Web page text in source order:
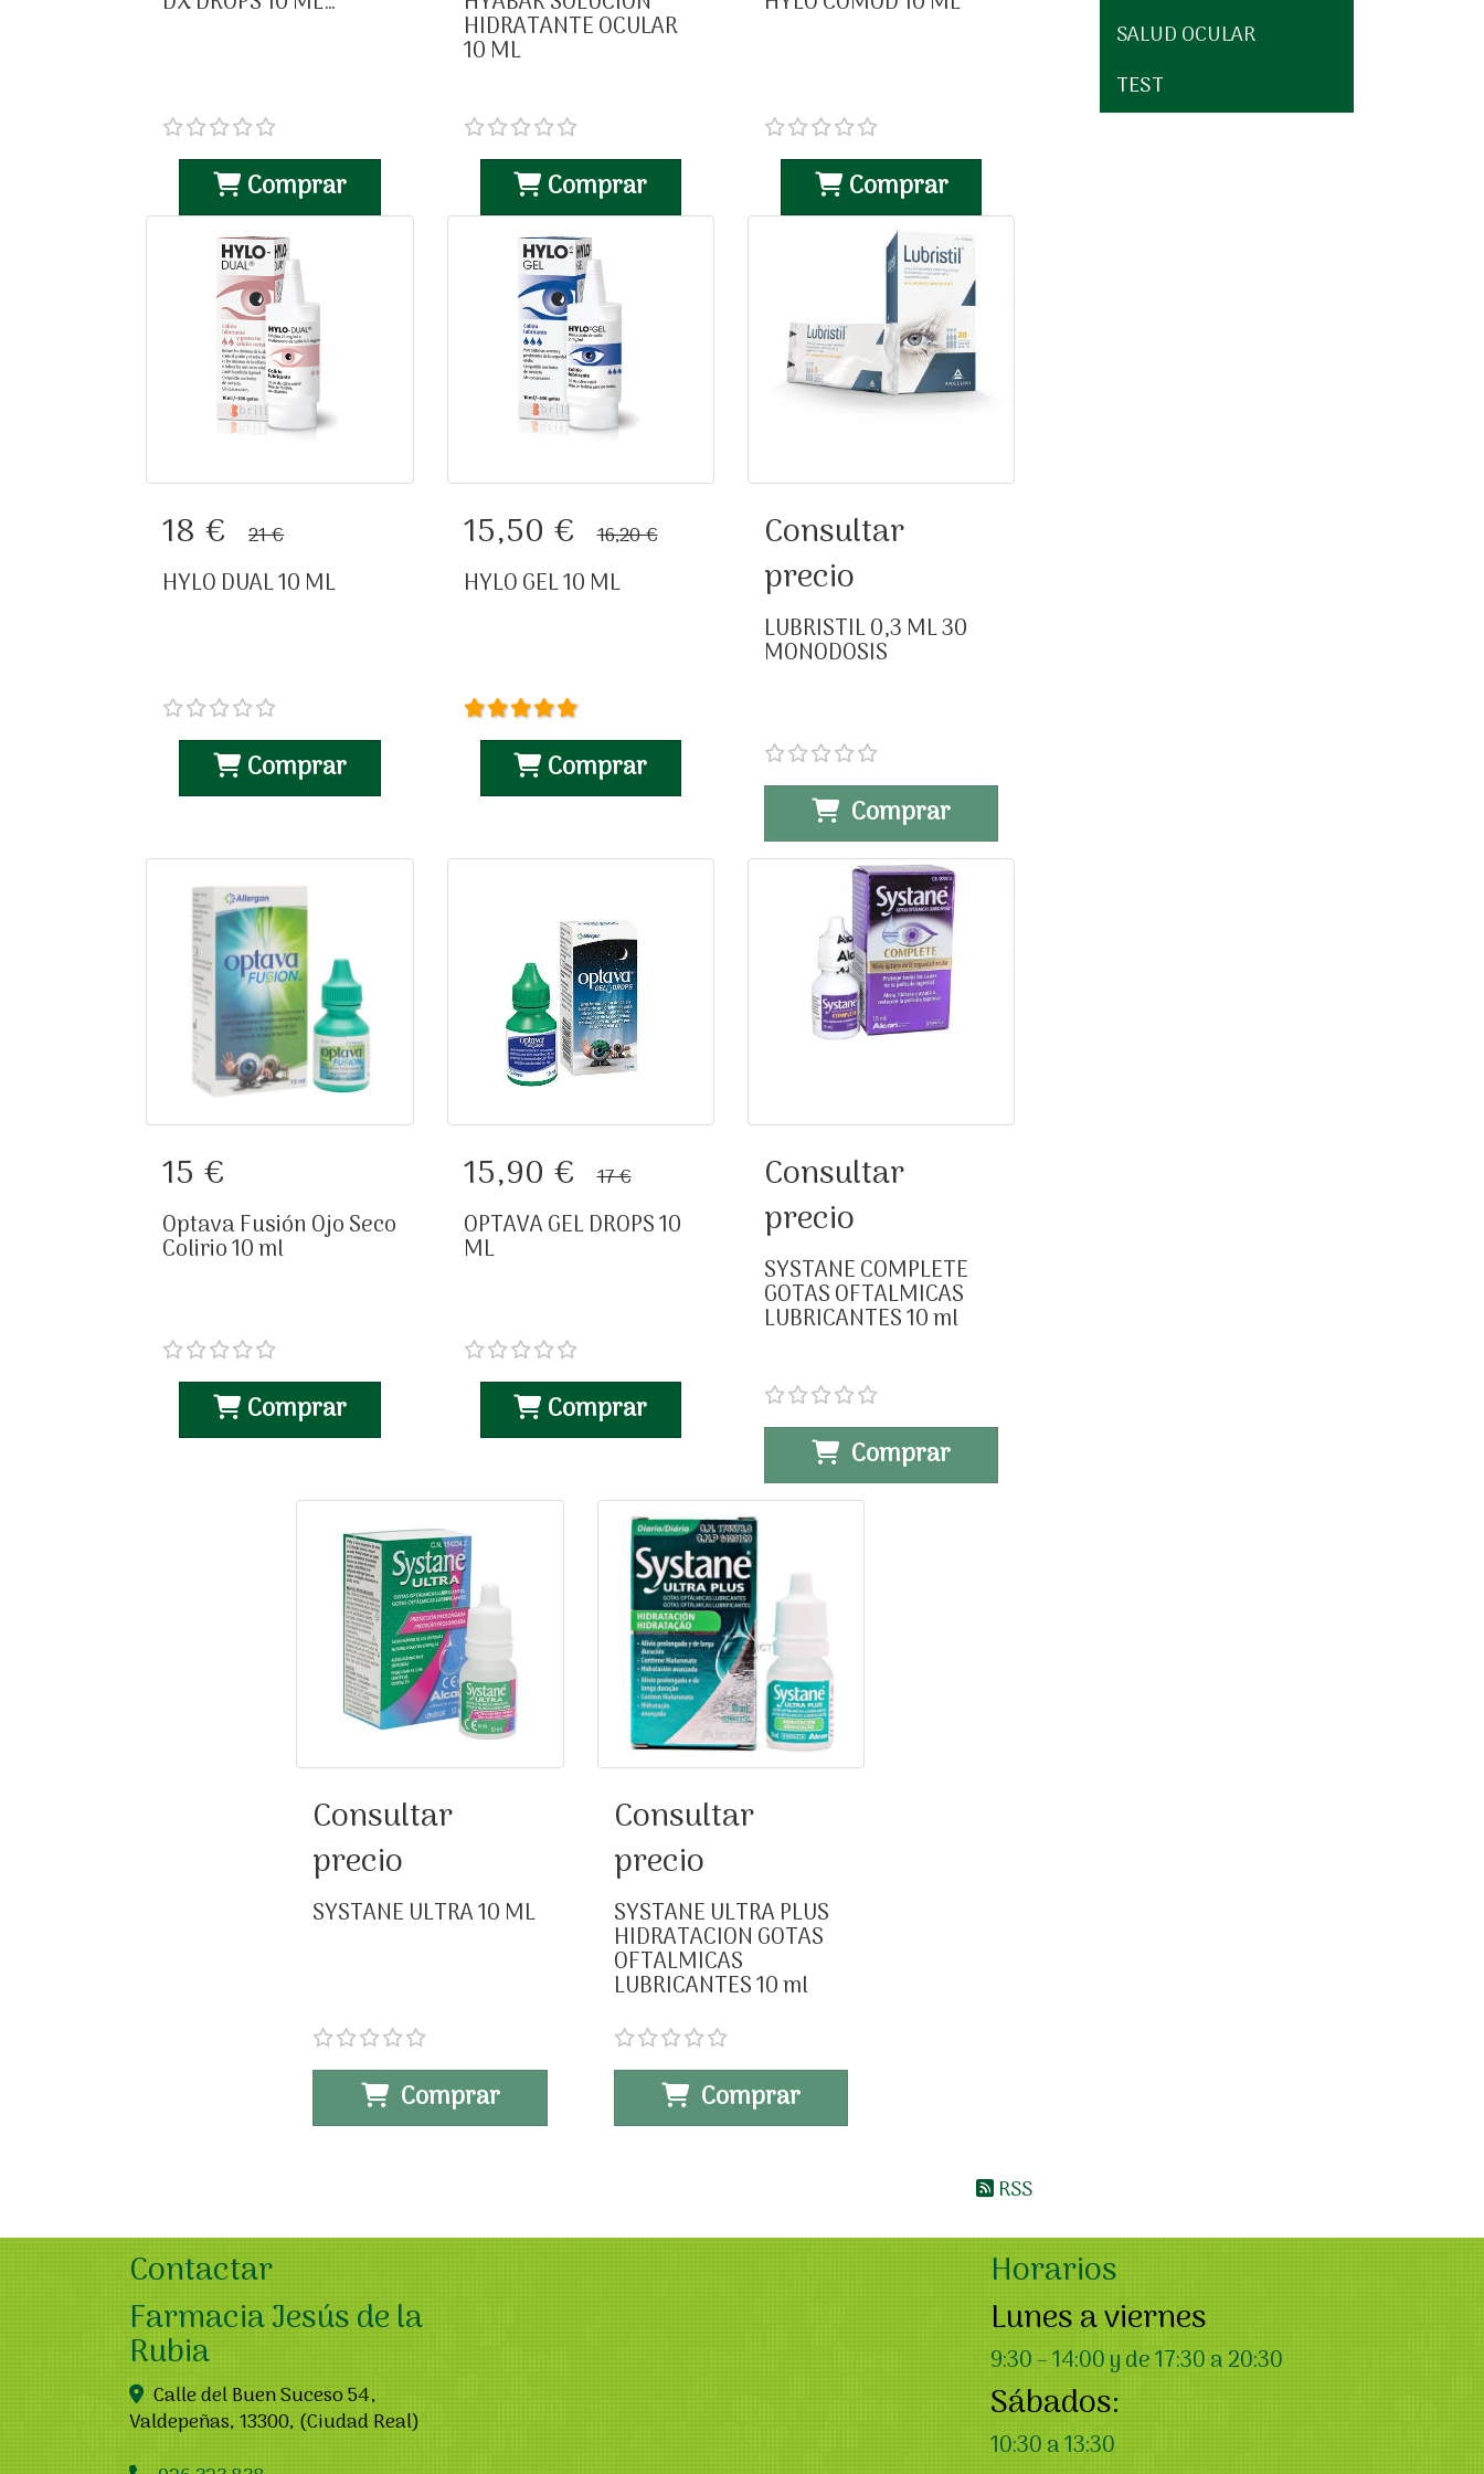
Comprar
HIDRATANTE OCULAR
10 ML
Comprar Comprar
HYLO DUAL 10 ML
18 € 21 €
HYLO DUAL 10 ML
Comprar
HYLO GEL 10 ML
15,50 € 16,20 €
HYLO GEL 10 ML
Comprar
LUBRISTIL 0,3 ML 30
MONODOSIS
Consultar
precio
LUBRISTIL 0,3 ML 30
MONODOSIS
Comprar
Optava Fusión Ojo
Seco Colirio 10 ml
15 €
Optava Fusión Ojo Seco
Colirio 10 ml
Comprar
OPTAVA GEL DROPS 10
ML
15,90 € 17 €
OPTAVA GEL DROPS 10
ML
Comprar
SYSTANE COMPLETE
GOTAS OFTALMICAS
LUBRICANTES 10 ml
Consultar
precio
SYSTANE COMPLETE
GOTAS OFTALMICAS
LUBRICANTES 10 ml
Comprar
SYSTANE ULTRA 10 ML
Consultar
precio
SYSTANE ULTRA 10 ML
Comprar
SYSTANE ULTRA PLUS
HIDRATACION GOTAS
OFTALMICAS
LUBRICANTES 10 ml
Consultar
precio
SYSTANE ULTRA PLUS
HIDRATACION GOTAS
OFTALMICAS
LUBRICANTES 10 ml
Comprar
RSS
SALUD OCULAR
TEST
Contactar
Farmacia Jesús de la
Rubia
Calle del Buen Suceso 54,
Valdepeñas,13300, (Ciudad Real)
Horarios
Lunes a viernes
9:30 – 14:00 y de 17:30 a 20:30
Sábados:
10:30 a 13:30